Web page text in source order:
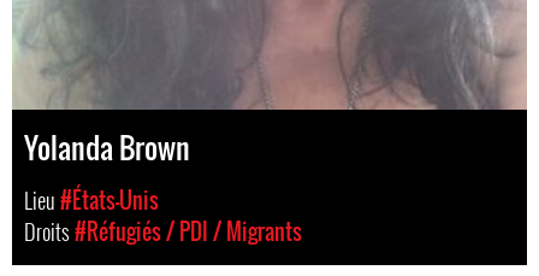
Yolanda Brown
Lieu#États-Unis
Droits#Réfugiés / PDI / Migrants